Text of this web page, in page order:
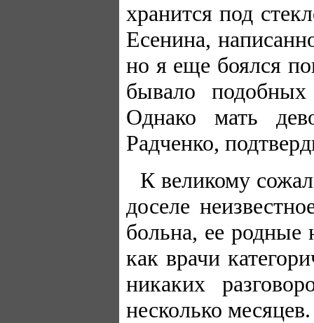
хранится под
Есенина,
но я еще боялся
бывало
Однако мать
Радченко,
К великому
доселе
больна, ее родные
как врачи
никаких
несколько